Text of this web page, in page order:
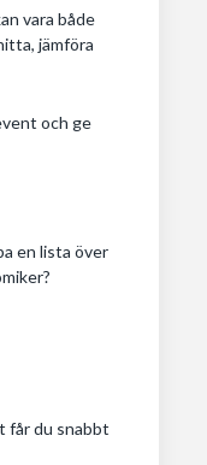
vara både
jämföra
och ge
en lista över
får du snabbt